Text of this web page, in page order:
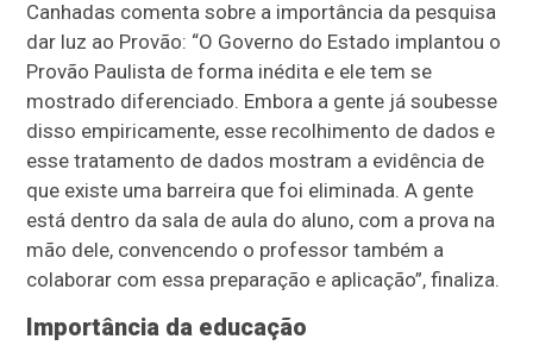
Canhadas comenta sobre a importância da pesquisa
dar luz ao Provão: “O Governo do Estado implantou o
Provão Paulista de forma inédita e ele tem se
mostrado diferenciado. Embora a gente já soubesse
disso empiricamente, esse recolhimento de dados e
esse tratamento de dados mostram a evidência de
que existe uma barreira que foi eliminada. A gente
está dentro da sala de aula do aluno, com a prova na
mão dele, convencendo o professor também a
colaborar com essa preparação e aplicação”, finaliza.
Importância da educação